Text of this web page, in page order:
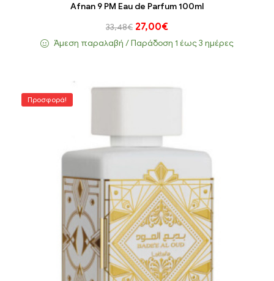
Afnan 9 PM Eau de Parfum 100ml
33,48€ 27,00€
Άμεση παραλαβή / Παράδoση 1 έως 3 ημέρες
Προσφορά!